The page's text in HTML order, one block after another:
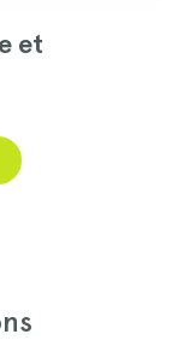
et